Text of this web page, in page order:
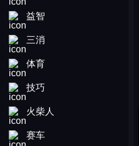
益智
三消
体育
技巧
火柴人
赛车